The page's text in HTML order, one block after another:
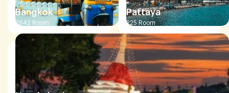
Bangkok
7,642 Room
Pattaya
225 Room